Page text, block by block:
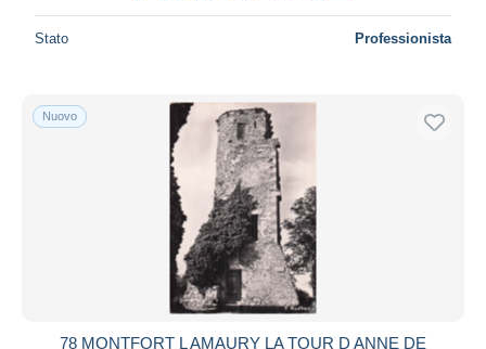
Stato Professionista
Nuovo
78 MONTFORT L AMAURY LA TOUR D ANNE DE